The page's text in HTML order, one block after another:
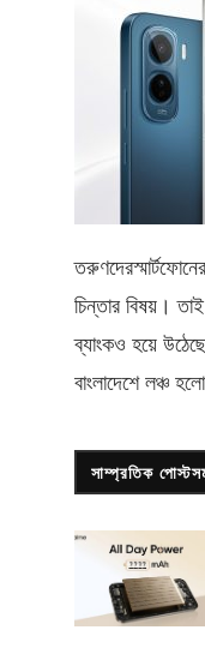
চিন্তার বিষয়।
ব্যাংকও হয়ে
বাংলাদেশে লঞ্চ
সাম্প্রতিক